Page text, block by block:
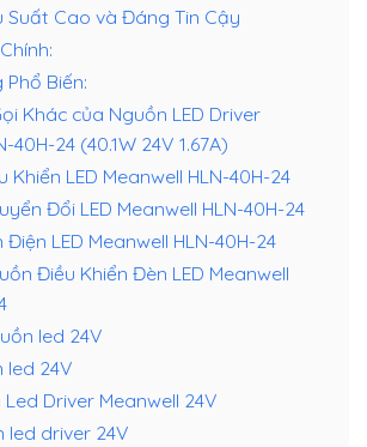
Suất Cao và Đáng Tin Cậy
Phổ Biến:
Khác của Nguồn LED Driver
40H-24 (40.1W 24V 1.67A)
Khiển LED Meanwell HLN-40H-24
Đổi LED Meanwell HLN-40H-24
Điện LED Meanwell HLN-40H-24
Điều Khiển Đèn LED Meanwell
led 24V
led 24V
Driver Meanwell 24V
led driver 24V